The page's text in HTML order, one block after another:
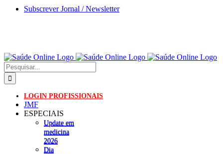
Skip
Subscrever Jornal / Newsletter
Pesquisar
LOGIN PROFISSIONAIS
JMF
ESPECIAIS
Update em
medicina
2026
Dia